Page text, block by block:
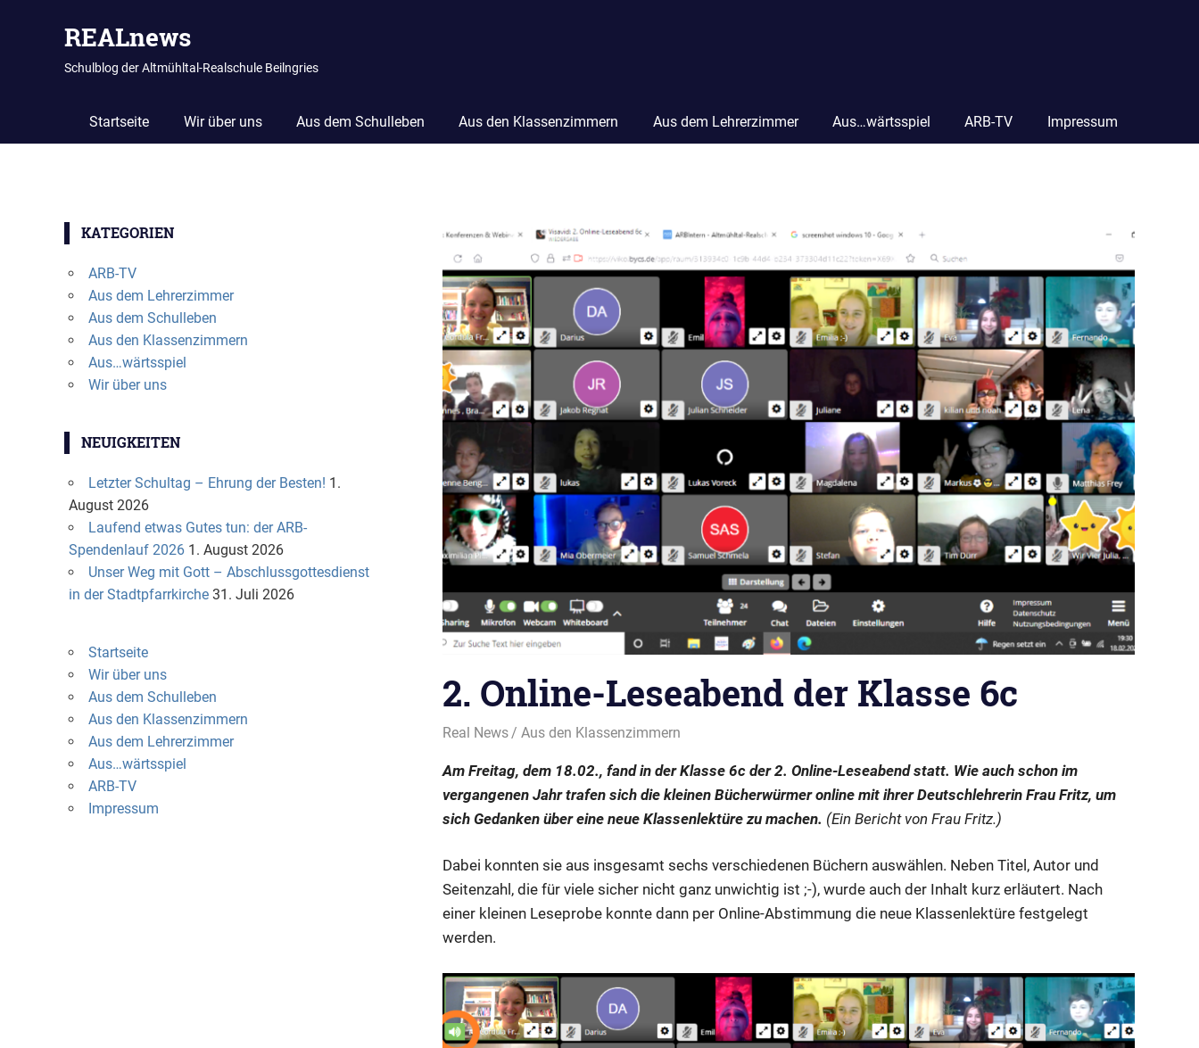
REALnews
Schulblog der Altmühltal-Realschule Beilngries
Startseite Wir über uns Aus dem Schulleben Aus den Klassenzimmern Aus dem Lehrerzimmer Aus…wärtsspiel ARB-TV Impressum
2. Online-Leseabend der Klasse 6c
24. Februar 2022
Real News Aus den Klassenzimmern
Am Freitag, dem 18.02., fand in der Klasse 6c der 2. Online-Leseabend statt. Wie auch schon im
vergangenen Jahr trafen sich die kleinen Bücherwürmer online mit ihrer Deutschlehrerin Frau Fritz, um
sich Gedanken über eine neue Klassenlektüre zu machen. (Ein Bericht von Frau Fritz.)
Dabei konnten sie aus insgesamt sechs verschiedenen Büchern auswählen. Neben Titel, Autor und
Seitenzahl, die für viele sicher nicht ganz unwichtig ist ;-), wurde auch der Inhalt kurz erläutert. Nach
einer kleinen Leseprobe konnte dann per Online-Abstimmung die neue Klassenlektüre festgelegt
werden.
KATEGORIEN
ARB-TV
Aus dem Lehrerzimmer
Aus dem Schulleben
Aus den Klassenzimmern
Aus…wärtsspiel
Wir über uns
NEUIGKEITEN
Letzter Schultag – Ehrung der Besten! 1.
August 2026
Laufend etwas Gutes tun: der ARB-
Spendenlauf 2026 1. August 2026
Unser Weg mit Gott – Abschlussgottesdienst
in der Stadtpfarrkirche 31. Juli 2026
Startseite
Wir über uns
Aus dem Schulleben
Aus den Klassenzimmern
Aus dem Lehrerzimmer
Aus…wärtsspiel
ARB-TV
Impressum